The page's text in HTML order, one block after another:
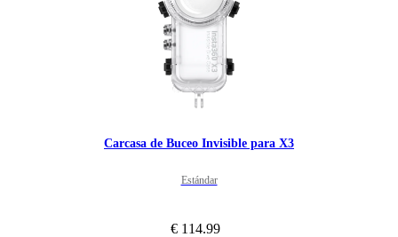
Carcasa de Buceo Invisible para X3
Estándar
€ 114.99